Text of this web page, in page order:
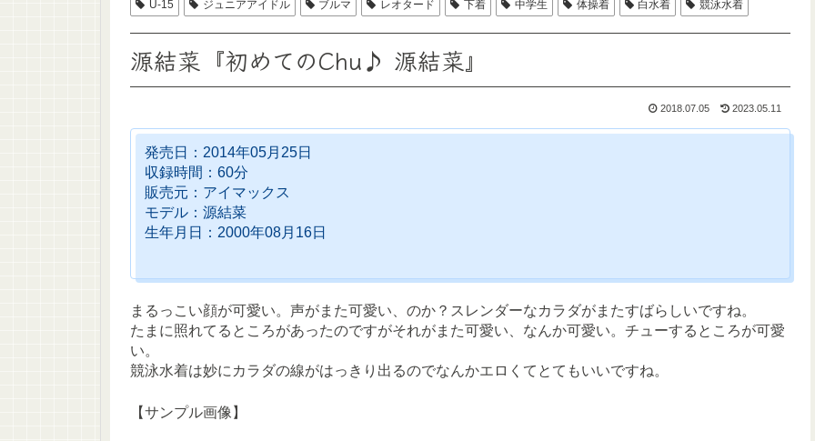
U-15 ジュニアアイドル ブルマ レオタード 下着 中学生 体操着 白水着 競泳水着
源結菜『初めてのChu♪ 源結菜』
2018.07.05 2023.05.11
発売日：2014年05月25日
収録時間：60分
販売元：アイマックス
モデル：源結菜
生年月日：2000年08月16日
まるっこい顔が可愛い。声がまた可愛い、のか？スレンダーなカラダがまたすばらしいですね。
たまに照れてるところがあったのですがそれがまた可愛い、なんか可愛い。チューするところが可愛
い。
競泳水着は妙にカラダの線がはっきり出るのでなんかエロくてとてもいいですね。
【サンプル画像】